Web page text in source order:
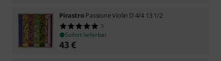
PirastroPassione Violin D 4/4 13 1/2
3
Sofort lieferbar
43€